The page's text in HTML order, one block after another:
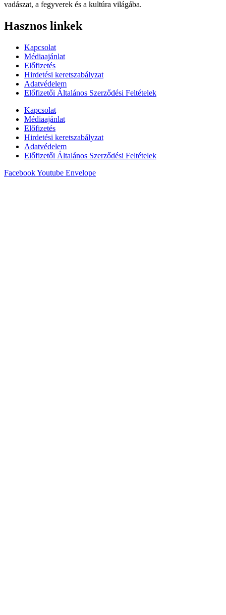
vadászat, a fegyverek és a kultúra világába.
Hasznos linkek
Kapcsolat
Médiaajánlat
Előfizetés
Hirdetési keretszabályzat
Adatvédelem
Előfizetői Általános Szerződési Feltételek
Kapcsolat
Médiaajánlat
Előfizetés
Hirdetési keretszabályzat
Adatvédelem
Előfizetői Általános Szerződési Feltételek
FacebookYoutube Envelope